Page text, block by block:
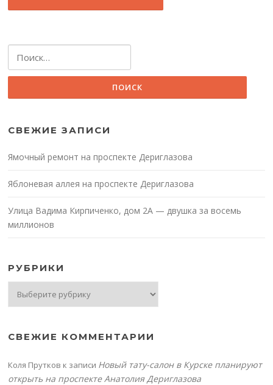
СВЕЖИЕ ЗАПИСИ
Ямочный ремонт на проспекте Дериглазова
Яблоневая аллея на проспекте Дериглазова
Улица Вадима Кирпиченко, дом 2А — двушка за восемь
миллионов
РУБРИКИ
СВЕЖИЕ КОММЕНТАРИИ
Коля Прутков к записи Новый тату-салон в Курске планируют
открыть на проспекте Анатолия Дериглазова